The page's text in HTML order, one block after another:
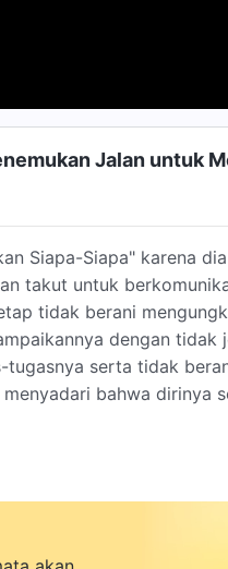
Jalan untuk
Siapa-Siapa" karena
takut untuk
tidak berani
dengan tidak
serta tidak
bahwa dirinya